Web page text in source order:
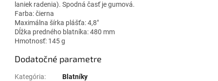
laniek radenia). Spodná časť je gumová.
Farba: čierna
Maximálna šírka plášťa: 4,8"
Dĺžka predného blatníka: 480 mm
Hmotnosť: 145 g
Dodatočné parametre
Kategória:
Blatníky